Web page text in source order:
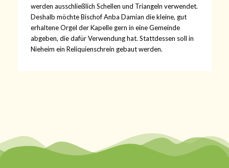
werden ausschließlich Schellen und Triangeln verwendet.
Deshalb möchte Bischof Anba Damian die kleine, gut
erhaltene Orgel der Kapelle gern in eine Gemeinde
abgeben, die dafür Verwendung hat. Stattdessen soll in
Nieheim ein Reliquienschrein gebaut werden.